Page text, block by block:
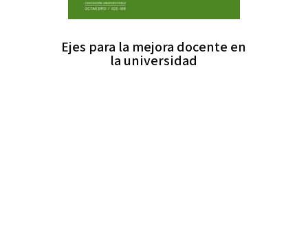
Ejes para la mejora docente en
la universidad